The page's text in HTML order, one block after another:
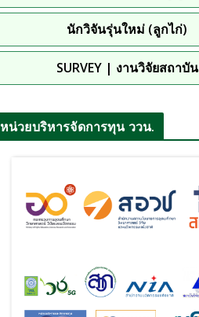
นักวิจันรุ่นใหม่ (ลูกไก่)
SURVEY | งานวิจัยสถาบัน
หน่วยบริหารจัดการทุน ววน.